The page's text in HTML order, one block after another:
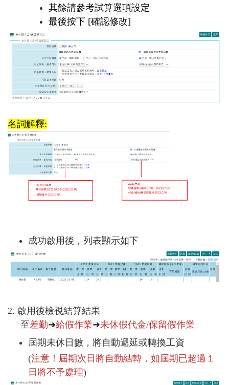
其餘請參考試算選項設定
最後按下 [確認修改]
名詞解釋:
成功啟用後，列表顯示如下
2. 啟用後檢視結算結果
至差勤➜給假作業➜未休假代金/保留假作業
屆期未休日數，將自動遞延或轉換工資
(注意！屆期次日將自動結轉，如屆期已超過１
日將不予處理)